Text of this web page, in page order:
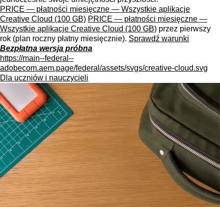
PRICE — płatności miesięczne — Wszystkie aplikacje
Creative Cloud (100 GB) PRICE — płatności miesięczne —
Wszystkie aplikacje Creative Cloud (100 GB) przez pierwszy
rok (plan roczny płatny miesięcznie). Sprawdź warunki
Bezpłatna wersja próbna
https://main--federal--
adobecom.aem.page/federal/assets/svgs/creative-cloud.svg
Dla uczniów i nauczycieli